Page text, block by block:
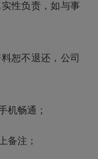
性负责，如与事
恕不退还，公司
机畅通；
备注；